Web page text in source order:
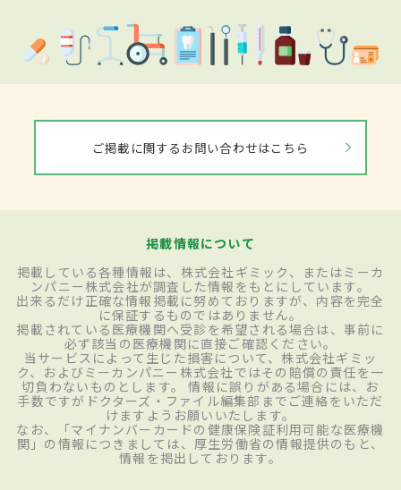
ご掲載に関するお問い合わせはこちら
掲載情報について
掲載している各種情報は、株式会社ギミック、またはミーカ
ンパニー株式会社が調査した情報をもとにしています。
出来るだけ正確な情報掲載に努めておりますが、内容を完全
に保証するものではありません。
掲載されている医療機関へ受診を希望される場合は、事前に
必ず該当の医療機関に直接ご確認ください。
当サービスによって生じた損害について、株式会社ギミッ
ク、およびミーカンパニー株式会社ではその賠償の責任を一
切負わないものとします。 情報に誤りがある場合には、お
手数ですがドクターズ・ファイル編集部までご連絡をいただ
けますようお願いいたします。
なお、「マイナンバーカードの健康保険証利用可能な医療機
関」の情報につきましては、厚生労働省の情報提供のもと、
情報を掲出しております。